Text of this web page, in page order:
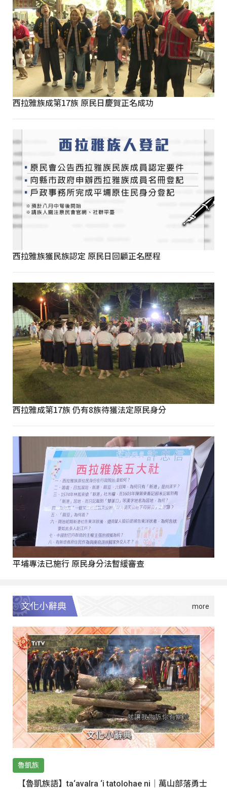
西拉雅族成第17族 原民日慶賀正名成功
西拉雅族獲民族認定 原民日回顧正名歷程
西拉雅成第17族 仍有8族待獲法定原民身分
平埔專法已施行 原民身分法暫緩審查
文化小辭典
魯凱族
【魯凱族語】ta‘avalra ‘i tatolohae ni｜萬山部落勇士